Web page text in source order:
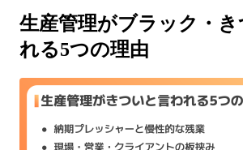
生産管理がブラック・
れる5つの理由